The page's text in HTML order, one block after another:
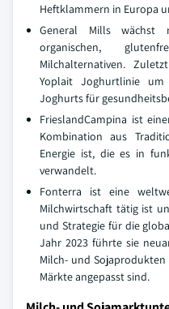
Heftklammern in Europa
General Mills wächst
organischen,
Milchalternativen.
Yoplait Joghurtlinie um
Joghurts für
FrieslandCampina ist
Kombination aus
Energie ist, die es in
verwandelt.
Fonterra ist eine
Milchwirtschaft tätig ist
und Strategie für die
Jahr 2023 führte sie
Milch- und
Märkte angepasst sind.